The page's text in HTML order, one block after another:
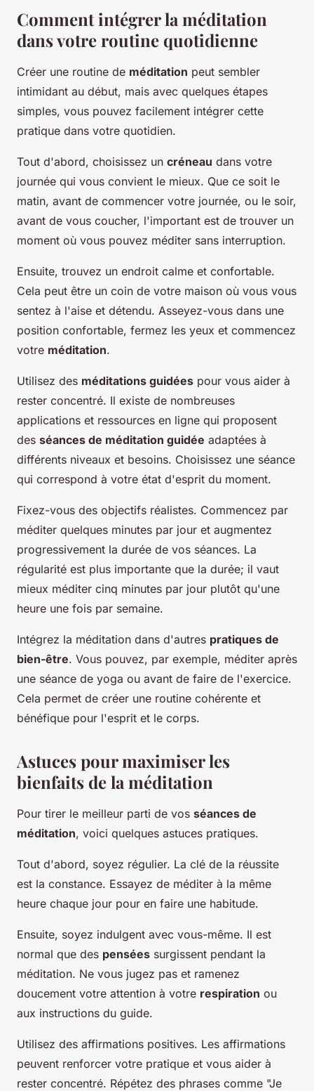
Comment intégrer la méditation
dans votre routine quotidienne
Créer une routine de méditation peut sembler
intimidant au début, mais avec quelques étapes
simples, vous pouvez facilement intégrer cette
pratique dans votre quotidien.
Tout d'abord, choisissez un créneau dans votre
journée qui vous convient le mieux. Que ce soit le
matin, avant de commencer votre journée, ou le soir,
avant de vous coucher, l'important est de trouver un
moment où vous pouvez méditer sans interruption.
Ensuite, trouvez un endroit calme et confortable.
Cela peut être un coin de votre maison où vous vous
sentez à l'aise et détendu. Asseyez-vous dans une
position confortable, fermez les yeux et commencez
votre méditation.
Utilisez des méditations guidées pour vous aider à
rester concentré. Il existe de nombreuses
applications et ressources en ligne qui proposent
des séances de méditation guidée adaptées à
différents niveaux et besoins. Choisissez une séance
qui correspond à votre état d'esprit du moment.
Fixez-vous des objectifs réalistes. Commencez par
méditer quelques minutes par jour et augmentez
progressivement la durée de vos séances. La
régularité est plus importante que la durée; il vaut
mieux méditer cinq minutes par jour plutôt qu'une
heure une fois par semaine.
Intégrez la méditation dans d'autres pratiques de
bien-être. Vous pouvez, par exemple, méditer après
une séance de yoga ou avant de faire de l'exercice.
Cela permet de créer une routine cohérente et
bénéfique pour l'esprit et le corps.
Astuces pour maximiser les
bienfaits de la méditation
Pour tirer le meilleur parti de vos séances de
méditation, voici quelques astuces pratiques.
Tout d'abord, soyez régulier. La clé de la réussite
est la constance. Essayez de méditer à la même
heure chaque jour pour en faire une habitude.
Ensuite, soyez indulgent avec vous-même. Il est
normal que des pensées surgissent pendant la
méditation. Ne vous jugez pas et ramenez
doucement votre attention à votre respiration ou
aux instructions du guide.
Utilisez des affirmations positives. Les affirmations
peuvent renforcer votre pratique et vous aider à
rester concentré. Répétez des phrases comme "Je